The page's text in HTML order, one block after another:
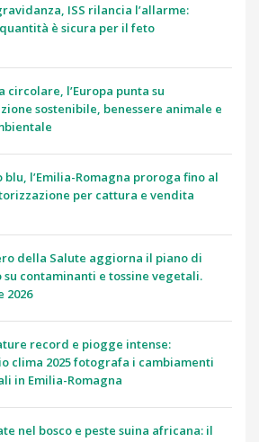
ISS rilancia l’allarme:
è sicura per il feto
circolare, l’Europa punta su
sostenibile, benessere animale e
blu, l’Emilia-Romagna proroga fino al
per cattura e vendita
della Salute aggiorna il piano di
contaminanti e tossine vegetali.
2026
record e piogge intense:
clima 2025 fotografa i cambiamenti
in Emilia-Romagna
nel bosco e peste suina africana: il